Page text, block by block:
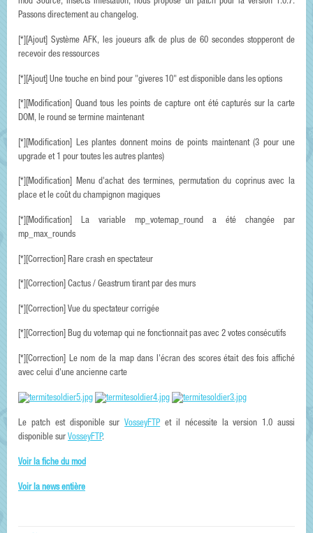
mod Source, Insects Infestation, nous propose un patch pour la version 1.0.7.
Passons directement au changelog.
[*][Ajout] Système AFK, les joueurs afk de plus de 60 secondes stopperont de
recevoir des ressources
[*][Ajout] Une touche en bind pour "giveres 10" est disponible dans les options
[*][Modification] Quand tous les points de capture ont été capturés sur la carte
DOM, le round se termine maintenant
[*][Modification] Les plantes donnent moins de points maintenant (3 pour une
upgrade et 1 pour toutes les autres plantes)
[*][Modification] Menu d'achat des termines, permutation du coprinus avec la
place et le coût du champignon magiques
[*][Modification] La variable mp_votemap_round a été changée par
mp_max_rounds
[*][Correction] Rare crash en spectateur
[*][Correction] Cactus / Geastrum tirant par des murs
[*][Correction] Vue du spectateur corrigée
[*][Correction] Bug du votemap qui ne fonctionnait pas avec 2 votes consécutifs
[*][Correction] Le nom de la map dans l'écran des scores était des fois affiché
avec celui d'une ancienne carte
Le patch est disponible surVosseyFTP et il nécessite la version 1.0 aussi
disponible sur VosseyFTP.
Voir la fiche du mod
Voir la news entière